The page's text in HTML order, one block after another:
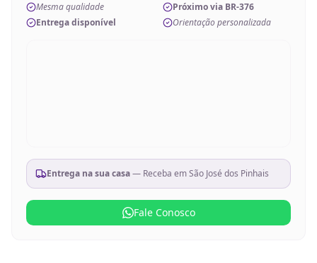
Mesma qualidade
Próximo via BR-376
Entrega disponível
Orientação personalizada
Entrega na sua casa— Receba emSão José dos Pinhais
Fale Conosco